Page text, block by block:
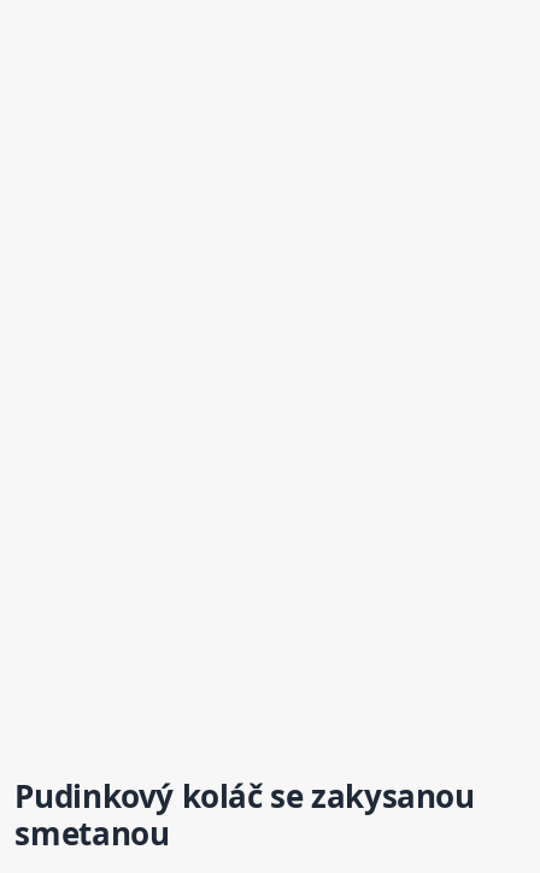
Pudinkový koláč se zakysanou
smetanou